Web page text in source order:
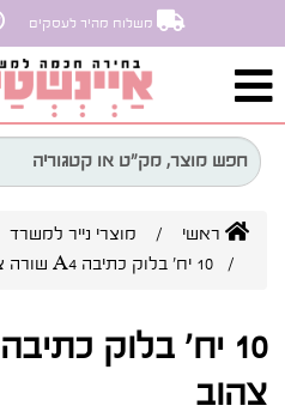
משלוח מהיר לעסקים
ראשי / מוצרי נייר למשרד
/ 10 יח' בלוק כתיבה A4 שורה צבע צהוב
צהוב